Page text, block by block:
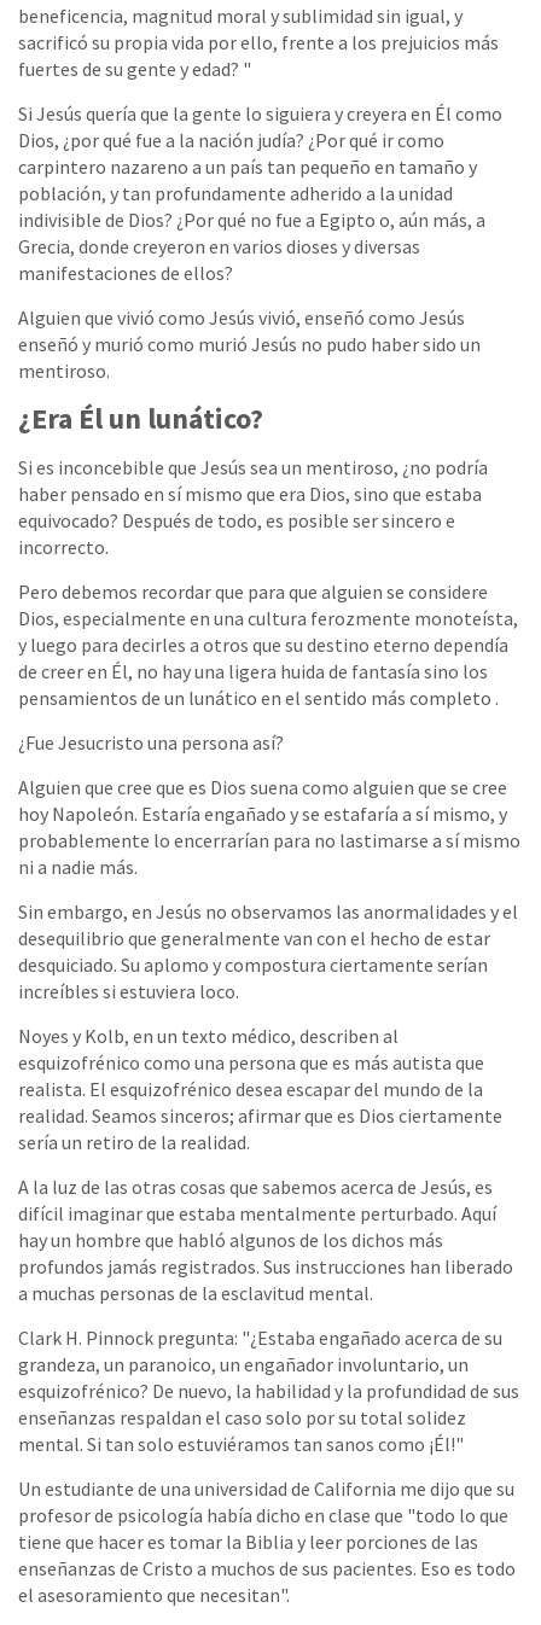
beneficencia, magnitud moral y sublimidad sin igual, y
sacrificó su propia vida por ello, frente a los prejuicios más
fuertes de su gente y edad? "
Si Jesús quería que la gente lo siguiera y creyera en Él como
Dios, ¿por qué fue a la nación judía? ¿Por qué ir como
carpintero nazareno a un país tan pequeño en tamaño y
población, y tan profundamente adherido a la unidad
indivisible de Dios? ¿Por qué no fue a Egipto o, aún más, a
Grecia, donde creyeron en varios dioses y diversas
manifestaciones de ellos?
Alguien que vivió como Jesús vivió, enseñó como Jesús
enseñó y murió como murió Jesús no pudo haber sido un
mentiroso.
¿Era Él un lunático?
Si es inconcebible que Jesús sea un mentiroso, ¿no podría
haber pensado en sí mismo que era Dios, sino que estaba
equivocado? Después de todo, es posible ser sincero e
incorrecto.
Pero debemos recordar que para que alguien se considere
Dios, especialmente en una cultura ferozmente monoteísta,
y luego para decirles a otros que su destino eterno dependía
de creer en Él, no hay una ligera huida de fantasía sino los
pensamientos de un lunático en el sentido más completo .
¿Fue Jesucristo una persona así?
Alguien que cree que es Dios suena como alguien que se cree
hoy Napoleón. Estaría engañado y se estafaría a sí mismo, y
probablemente lo encerrarían para no lastimarse a sí mismo
ni a nadie más.
Sin embargo, en Jesús no observamos las anormalidades y el
desequilibrio que generalmente van con el hecho de estar
desquiciado. Su aplomo y compostura ciertamente serían
increíbles si estuviera loco.
Noyes y Kolb, en un texto médico, describen al
esquizofrénico como una persona que es más autista que
realista. El esquizofrénico desea escapar del mundo de la
realidad. Seamos sinceros; afirmar que es Dios ciertamente
sería un retiro de la realidad.
A la luz de las otras cosas que sabemos acerca de Jesús, es
difícil imaginar que estaba mentalmente perturbado. Aquí
hay un hombre que habló algunos de los dichos más
profundos jamás registrados. Sus instrucciones han liberado
a muchas personas de la esclavitud mental.
Clark H. Pinnock pregunta: "¿Estaba engañado acerca de su
grandeza, un paranoico, un engañador involuntario, un
esquizofrénico? De nuevo, la habilidad y la profundidad de sus
enseñanzas respaldan el caso solo por su total solidez
mental. Si tan solo estuviéramos tan sanos como ¡Él!"
Un estudiante de una universidad de California me dijo que su
profesor de psicología había dicho en clase que "todo lo que
tiene que hacer es tomar la Biblia y leer porciones de las
enseñanzas de Cristo a muchos de sus pacientes. Eso es todo
el asesoramiento que necesitan".